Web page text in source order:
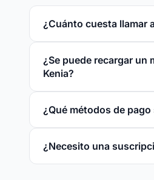
¿Cuánto cuesta llamar
¿Se puede recargar un
Kenia?
¿Qué métodos de pago
¿Necesito una